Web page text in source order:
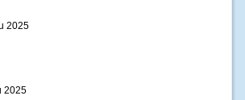
2025
2025